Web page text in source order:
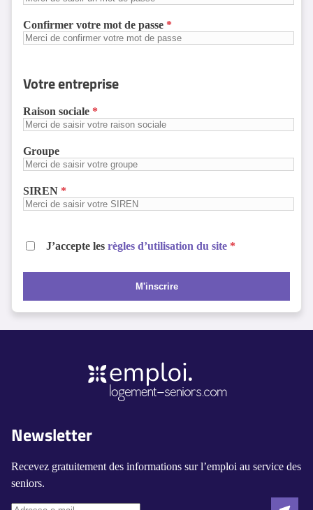
Confirmer votre mot de passe
Votre entreprise
Raison sociale
Groupe
SIREN
J’accepte les règles d’utilisation du site
M'inscrire
Newsletter
Recevez gratuitement des informations sur l’emploi au service des
seniors.